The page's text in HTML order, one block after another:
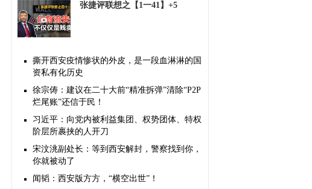
张捷评联想之【1一41】+5
撕开西安疫情惨状的外皮，是一段血淋淋的国
资私有化历史
徐宗俦：建议在二十大前“精准拆弹”清除“P2P
烂尾账”还信于民！
习近平：向党内被利益集团、权势团体、特权
阶层所裹挟的人开刀
宋汶洮副处长：等到西安解封，警察找到你，
你就被动了
闻韬：西安版方方，“横空出世”！